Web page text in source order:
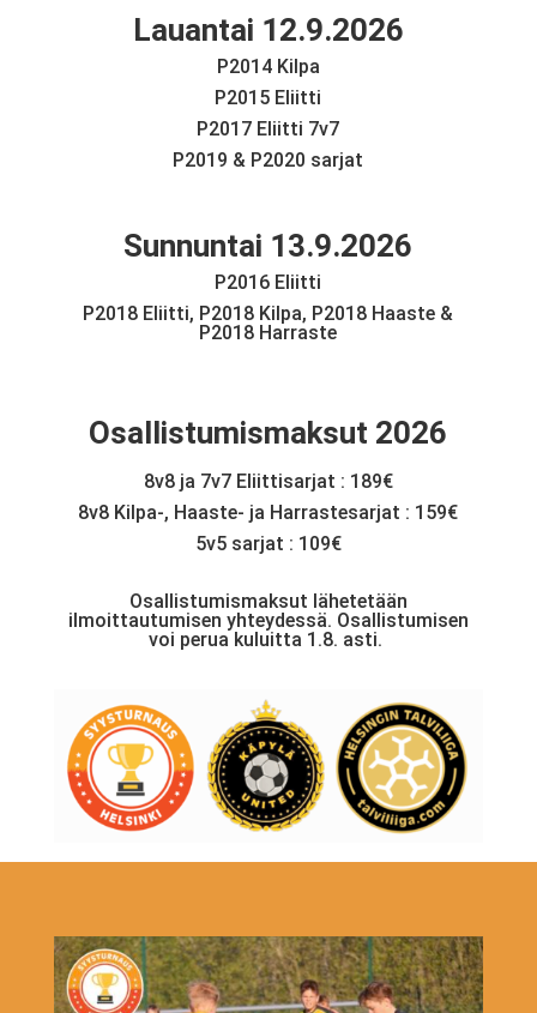
Lauantai 12.9.2026
P2014 Kilpa
P2015 Eliitti
P2017 Eliitti 7v7
P2019 & P2020 sarjat
Sunnuntai 13.9.2026
P2016 Eliitti
P2018 Eliitti, P2018 Kilpa, P2018 Haaste &
P2018 Harraste
Osallistumismaksut 2026
8v8 ja 7v7 Eliittisarjat : 189€
8v8 Kilpa-, Haaste- ja Harrastesarjat : 159€
5v5 sarjat : 109€
Osallistumismaksut lähetetään
ilmoittautumisen yhteydessä. Osallistumisen
voi perua kuluitta 1.8. asti.